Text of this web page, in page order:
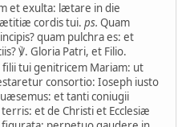
et exulta: lætare in die
cordis tui. ps. Quam
quam pulchra es: et
℣. Gloria Patri, et Filio.
filii tui genitricem Mariam: ut
consortio: Ioseph iusto
et tanti coniugii
et de Christi et Ecclesiæ